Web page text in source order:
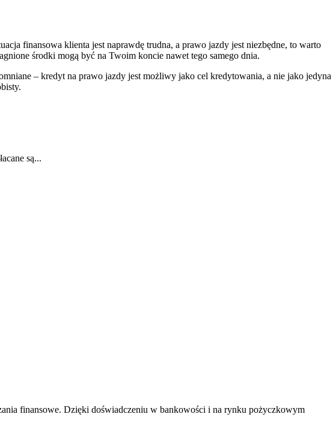
finansowa klienta jest naprawdę trudna, a prawo jazdy jest niezbędne, to warto
środki mogą być na Twoim koncie nawet tego samego dnia.
– kredyt na prawo jazdy jest możliwy jako cel kredytowania, a nie jako jedyna
są...
finansowe. Dzięki doświadczeniu w bankowości i na rynku pożyczkowym